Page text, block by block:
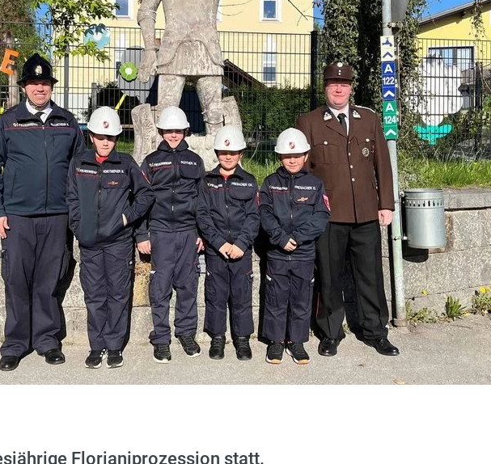
Florianiprozession statt.